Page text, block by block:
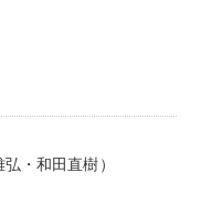
・和田直樹）